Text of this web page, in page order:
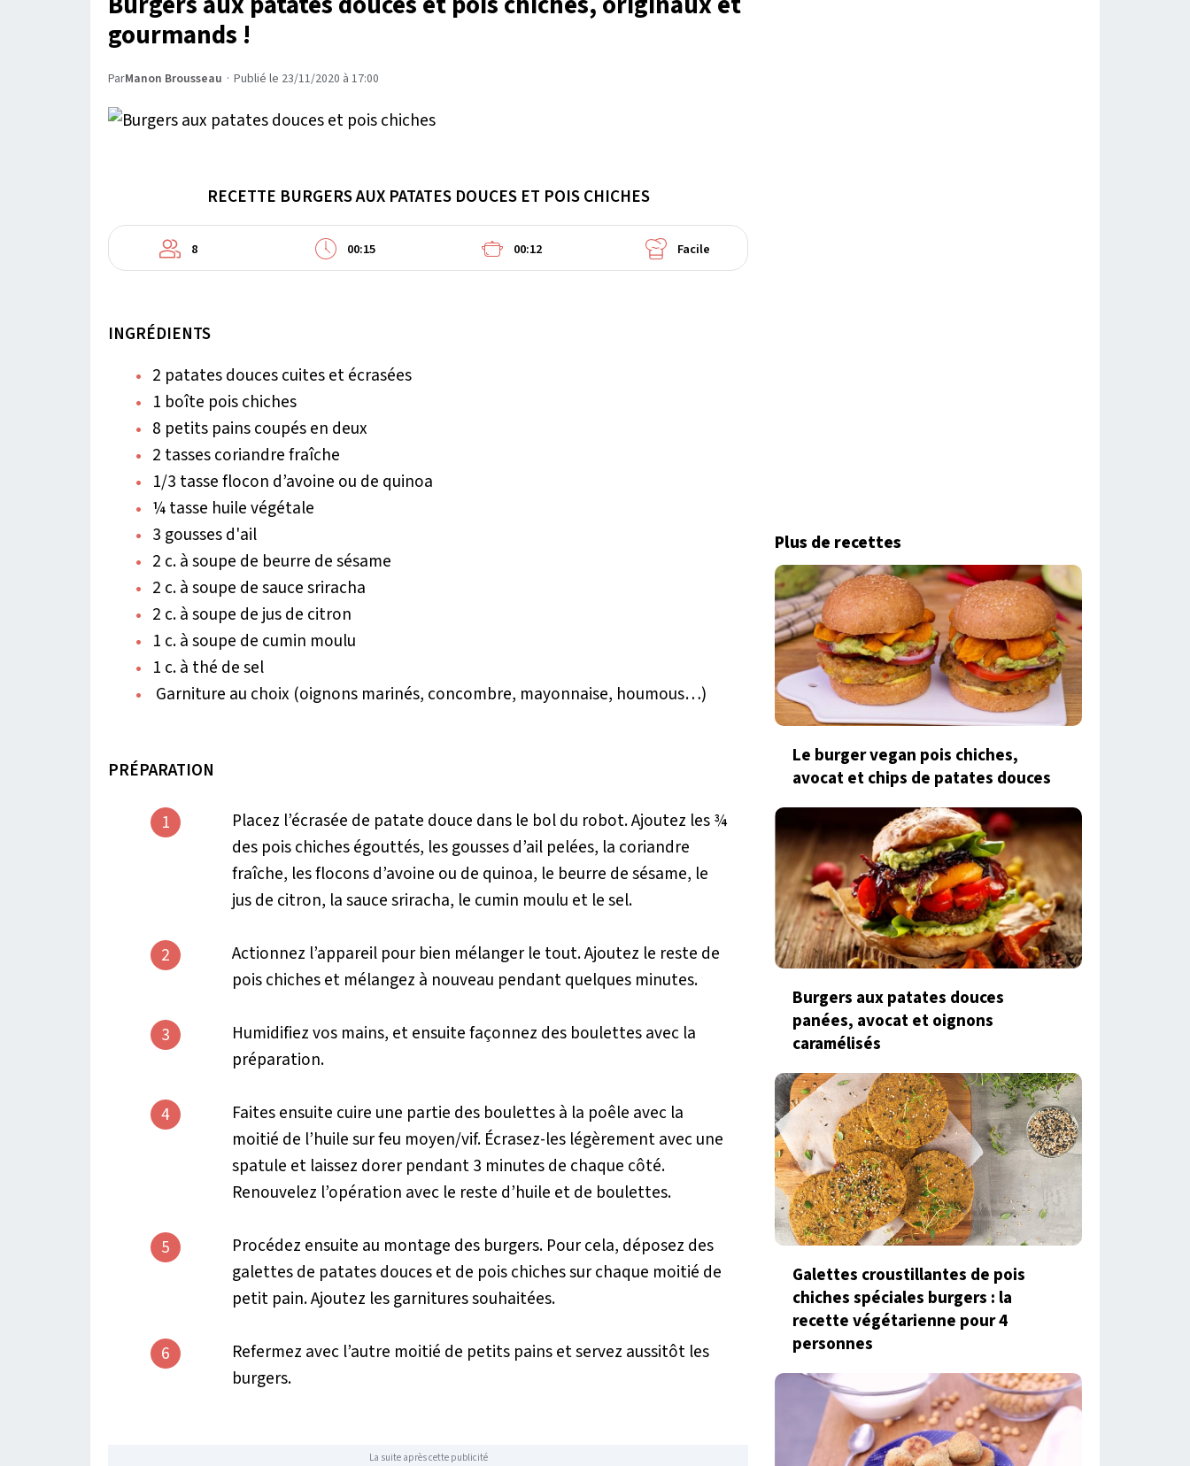
gourmands !
ParManon Brousseau · Publié le 23/11/2020 à 17:00
RECETTE BURGERS AUX PATATES DOUCES ET POIS CHICHES
8 00:15 00:12 Facile
INGRÉDIENTS
2 patates douces cuites et écrasées
1 boîte pois chiches
8 petits pains coupés en deux
2 tasses coriandre fraîche
1/3 tasse flocon d’avoine ou de quinoa
¼ tasse huile végétale
3 gousses d'ail
2 c. à soupe de beurre de sésame
2 c. à soupe de sauce sriracha
2 c. à soupe de jus de citron
1 c. à soupe de cumin moulu
1 c. à thé de sel
Garniture au choix (oignons marinés, concombre, mayonnaise, houmous…)
PRÉPARATION
1
Placez l’écrasée de patate douce dans le bol du robot. Ajoutez les ¾
des pois chiches égouttés, les gousses d’ail pelées, la coriandre
fraîche, les flocons d’avoine ou de quinoa, le beurre de sésame, le
jus de citron, la sauce sriracha, le cumin moulu et le sel.
2
Actionnez l’appareil pour bien mélanger le tout. Ajoutez le reste de
pois chiches et mélangez à nouveau pendant quelques minutes.
3
Humidifiez vos mains, et ensuite façonnez des boulettes avec la
préparation.
4
Faites ensuite cuire une partie des boulettes à la poêle avec la
moitié de l’huile sur feu moyen/vif. Écrasez-les légèrement avec une
spatule et laissez dorer pendant 3 minutes de chaque côté.
Renouvelez l’opération avec le reste d’huile et de boulettes.
5
Procédez ensuite au montage des burgers. Pour cela, déposez des
galettes de patates douces et de pois chiches sur chaque moitié de
petit pain. Ajoutez les garnitures souhaitées.
6
Refermez avec l’autre moitié de petits pains et servez aussitôt les
burgers.
La suite après cette publicité
Plus de recettes
Le burger vegan pois chiches,
avocat et chips de patates douces
Burgers aux patates douces
panées, avocat et oignons
caramélisés
Galettes croustillantes de pois
chiches spéciales burgers : la
recette végétarienne pour 4
personnes